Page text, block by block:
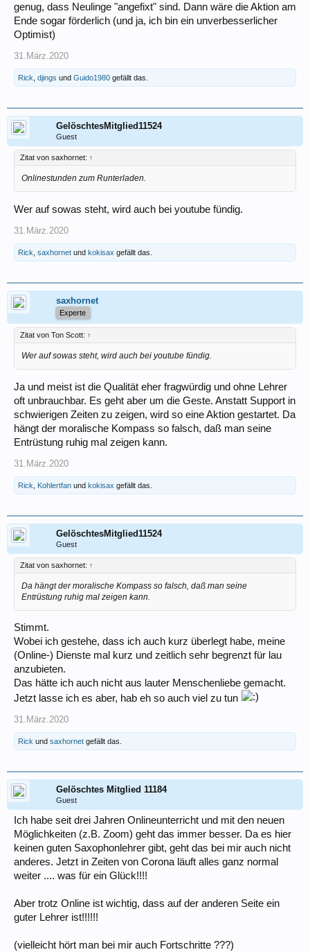
genug, dass Neulinge "angefixt" sind. Dann wäre die Aktion am
Ende sogar förderlich (und ja, ich bin ein unverbesserlicher
Optimist)
31.März.2020
Rick, djings und Guido1980 gefällt das.
GelöschtesMitglied11524
Guest
Zitat von saxhornet: ↑
Onlinestunden zum Runterladen.
Wer auf sowas steht, wird auch bei youtube fündig.
31.März.2020
Rick saxhornet und kokisax gefällt das.
saxhornet
Experte
Zitat von Ton Scott: ↑
Wer auf sowas steht, wird auch bei youtube fündig.
Ja und meist ist die Qualität eher fragwürdig und ohne Lehrer
oft unbrauchbar. Es geht aber um die Geste. Anstatt Support in
schwierigen Zeiten zu zeigen, wird so eine Aktion gestartet. Da
hängt der moralische Kompass so falsch, daß man seine
Entrüstung ruhig mal zeigen kann.
31.März.2020
Rick Kohlertfan und kokisax gefällt das.
GelöschtesMitglied11524
Guest
Zitat von saxhornet: ↑
Da hängt der moralische Kompass so falsch, daß man seine
Entrüstung ruhig mal zeigen kann.
Stimmt.
Wobei ich gestehe, dass ich auch kurz überlegt habe, meine
(Online-) Dienste mal kurz und zeitlich sehr begrenzt für lau
anzubieten.
Das hätte ich auch nicht aus lauter Menschenliebe gemacht.
Jetzt lasse ich es aber, hab eh so auch viel zu tun
31.März.2020
Rick und saxhornet gefällt das.
Gelöschtes Mitglied 11184
Guest
Ich habe seit drei Jahren Onlineunterricht und mit den neuen
Möglichkeiten (z.B. Zoom) geht das immer besser. Da es hier
keinen guten Saxophonlehrer gibt, geht das bei mir auch nicht
anderes. Jetzt in Zeiten von Corona läuft alles ganz normal
weiter .... was für ein Glück!!!!
Aber trotz Online ist wichtig, dass auf der anderen Seite ein
guter Lehrer ist!!!!!!
(vielleicht hört man bei mir auch Fortschritte ???)